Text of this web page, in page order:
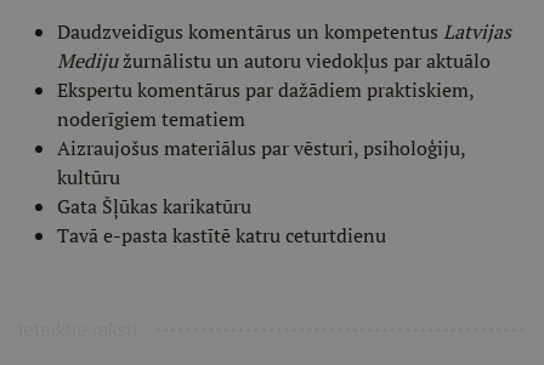
Daudzveidīgus komentārus un kompetentus Latvijas
Medijužurnālistu un autoru viedokļus par aktuālo
Ekspertu komentārus par dažādiem praktiskiem,
noderīgiem tematiem
Aizraujošus materiālus par vēsturi, psiholoģiju,
kultūru
Gata Šļūkas karikatūru
Tavā e-pasta kastītē katru ceturtdienu